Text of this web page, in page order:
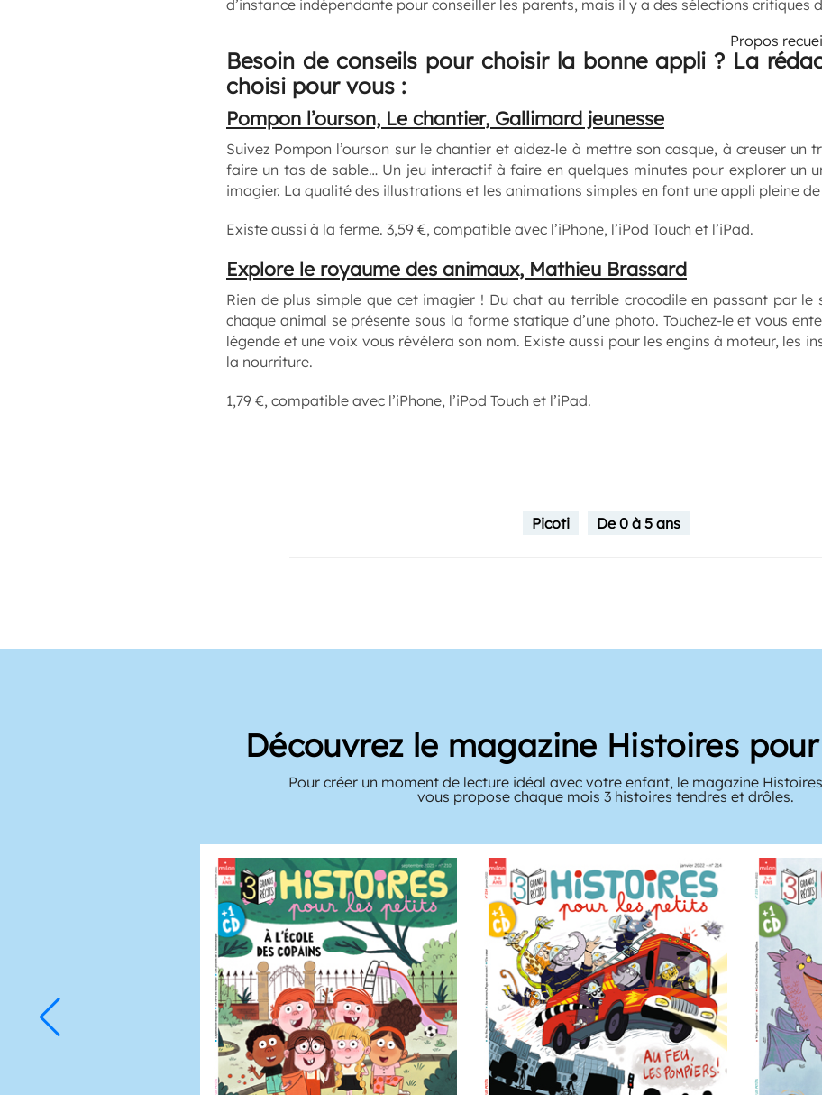
d’instance indépendante pour conseiller les parents, mais il y a des sélections critiques
Propos
Besoin de conseils pour choisir la bonne appli ? La
choisi pour vous :
Pompon l’ourson, Le chantier, Gallimard jeunesse
Suivez Pompon l’ourson sur le chantier et aidez-le à mettre son casque, à creuser un
faire un tas de sable… Un jeu interactif à faire en quelques minutes pour explorer un
imagier. La qualité des illustrations et les animations simples en font une appli pleine
Existe aussi à la ferme. 3,59 €, compatible avec l’iPhone, l’iPod Touch et l’iPad.
Explore le royaume des animaux, Mathieu Brassard
Rien de plus simple que cet imagier ! Du chat au terrible crocodile en passant par le
chaque animal se présente sous la forme statique d’une photo. Touchez-le et vous
légende et une voix vous révélera son nom. Existe aussi pour les engins à moteur, les
la nourriture.
1,79 €, compatible avec l’iPhone, l’iPod Touch et l’iPad.
Picoti De 0 à 5 ans
Découvrez le magazine Histoires
Pour créer un moment de lecture idéal avec votre enfant, le magazine
vous propose chaque mois 3 histoires tendres et drôles.